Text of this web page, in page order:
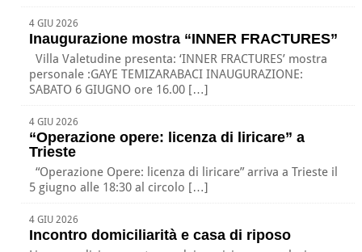
4 GIU 2026
Inaugurazione mostra “INNER FRACTURES”
Villa Valetudine presenta: ‘INNER FRACTURES’ mostra
personale :GAYE TEMIZARABACI INAUGURAZIONE:
SABATO 6 GIUGNO ore 16.00 […]
4 GIU 2026
“Operazione opere: licenza di liricare” a
Trieste
“Operazione Opere: licenza di liricare” arriva a Trieste il
5 giugno alle 18:30 al circolo […]
4 GIU 2026
Incontro domiciliarità e casa di riposo